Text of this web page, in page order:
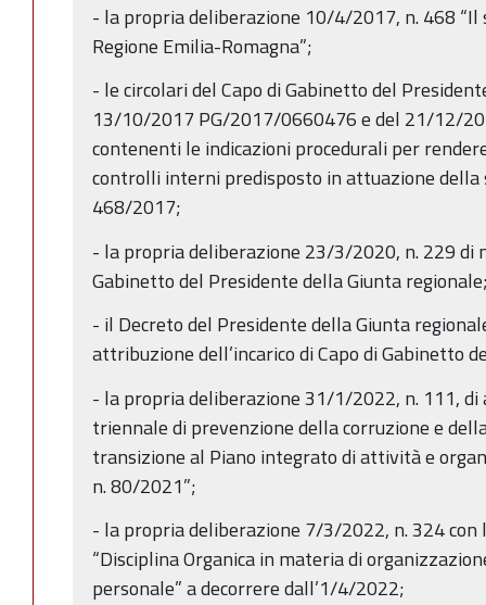
- la propria deliberazione 10/4/2017, n. 468
Regione Emilia-Romagna”;
- le circolari del Capo di Gabinetto del
13/10/2017 PG/2017/0660476 e del 21/12/
contenenti le indicazioni procedurali per
controlli interni predisposto in attuazione della
468/2017;
- la propria deliberazione 23/3/2020, n. 229 di
Gabinetto del Presidente della Giunta
- il Decreto del Presidente della Giunta
attribuzione dell’incarico di Capo di Gabinetto
- la propria deliberazione 31/1/2022, n. 111, di
triennale di prevenzione della corruzione e
transizione al Piano integrato di attività e
n. 80/2021”;
- la propria deliberazione 7/3/2022, n. 324
“Disciplina Organica in materia di
personale” a decorrere dall’1/4/2022;